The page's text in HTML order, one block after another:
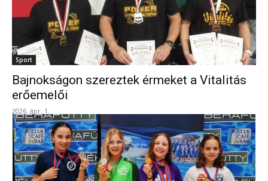
Sport
Bajnokságon szereztek érmeket a Vitalitás
erőemelői
2026. ápr. 1.